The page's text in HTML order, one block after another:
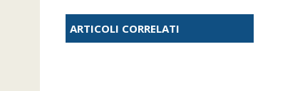
ARTICOLI CORRELATI